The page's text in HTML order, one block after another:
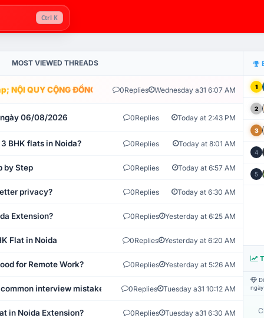
Ctrl K
MOST VIEWED THREADS
NỘI QUY CỘNG ĐỒNG VLIKE.VN: HỆ THỐNG GIÁM SÁT TỰ
0Replies Wednesday a31 6:07 AM
ngày 06/08/2026 0Replies Today at 2:43 PM
BHK flats in Noida? 0Replies Today at 8:01 AM
by Step 0Replies Today at 6:57 AM
privacy? 0Replies Today at 6:30 AM
Extension? 0Replies Yesterday at 6:25 AM
Flat in Noida 0Replies Yesterday at 6:20 AM
for Remote Work? 0Replies Yesterday at 5:26 AM
interview mistakes? 0Replies Tuesday a31 10:12 AM
in Noida Extension? 0Replies Tuesday a31 6:30 AM
1
2
3
4
5